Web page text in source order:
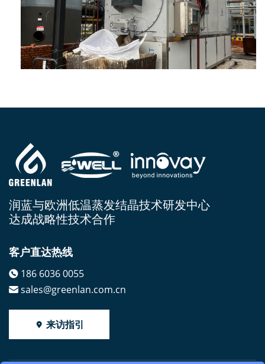
润蓝与欧洲低温蒸发结晶技术研发中心
达成战略性技术合作
客户直达热线
186 6036 0055
sales@greenlan.com.cn
来访指引